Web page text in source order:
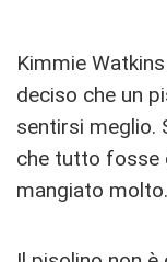
Kimmie
deciso che un
sentirsi meglio.
che tutto fosse
mangiato molto.